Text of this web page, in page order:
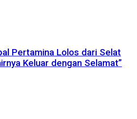
Pertamina Lolos dari Selat
Keluar dengan Selamat”